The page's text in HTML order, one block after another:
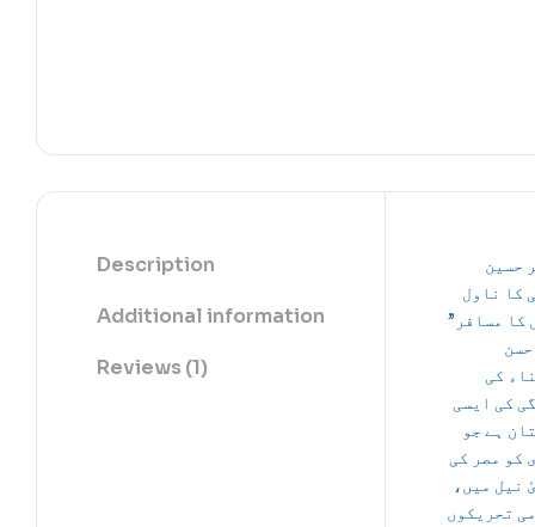
Description
Additional information
Reviews (1)
حسین
کا ناول
کا مسافر”
کی
کی ایسی
ہے جو
کو مصر کی
نیل میں،
تحریکوں